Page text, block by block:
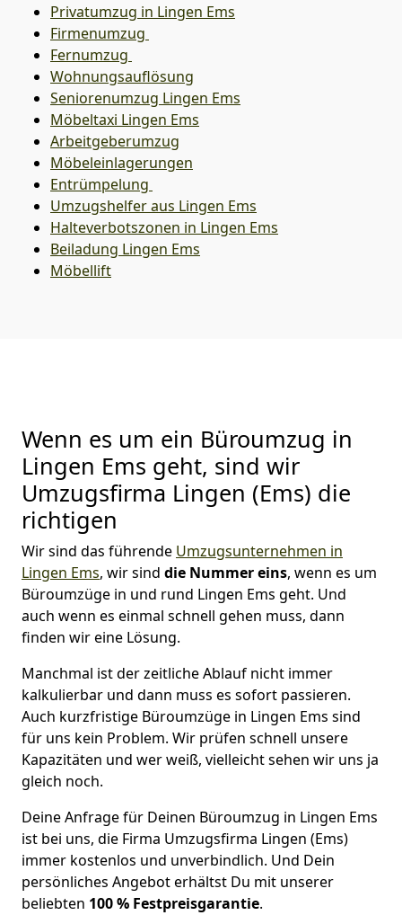
Privatumzug in Lingen Ems
Firmenumzug
Fernumzug
Wohnungsauflösung
Seniorenumzug Lingen Ems
Möbeltaxi Lingen Ems
Arbeitgeberumzug
Möbeleinlagerungen
Entrümpelung
Umzugshelfer aus Lingen Ems
Halteverbotszonen in Lingen Ems
Beiladung Lingen Ems
Möbellift
Wenn es um ein Büroumzug in
Lingen Ems geht, sind wir
Umzugsfirma Lingen (Ems) die
richtigen
Wir sind das führende Umzugsunternehmen in
Lingen Ems, wir sind die Nummer eins, wenn es um
Büroumzüge in und rund Lingen Ems geht. Und
auch wenn es einmal schnell gehen muss, dann
finden wir eine Lösung.
Manchmal ist der zeitliche Ablauf nicht immer
kalkulierbar und dann muss es sofort passieren.
Auch kurzfristige Büroumzüge in Lingen Ems sind
für uns kein Problem. Wir prüfen schnell unsere
Kapazitäten und wer weiß, vielleicht sehen wir uns ja
gleich noch.
Deine Anfrage für Deinen Büroumzug in Lingen Ems
ist bei uns, die Firma Umzugsfirma Lingen (Ems)
immer kostenlos und unverbindlich. Und Dein
persönliches Angebot erhältst Du mit unserer
beliebten 100 % Festpreisgarantie.